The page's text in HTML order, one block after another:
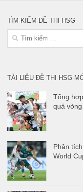
TÌM KIẾM ĐỀ THI HSG
Tìm
kiếm
TÀI LIỆU ĐỀ THI HSG
Tổng
quả
Phân
World